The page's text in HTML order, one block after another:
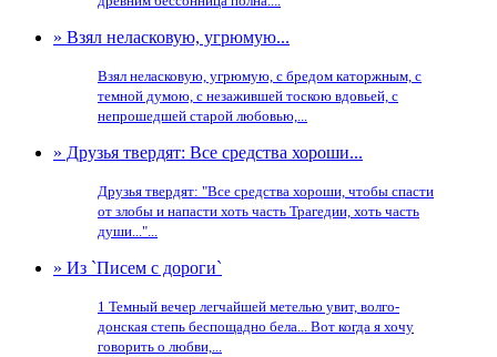
» Взял неласковую, угрюмую...
Взял неласковую, угрюмую, с бредом каторжным, с
темной думою, с незажившей тоскою вдовьей, с
непрошедшей старой любовью,...
» Друзья твердят: Все средства хороши...
Друзья твердят: "Все средства хороши, чтобы спасти
от злобы и напасти хоть часть Трагедии, хоть часть
души..."...
» Из `Писем с дороги`
1 Темный вечер легчайшей метелью увит, волго-
донская степь беспощадно бела... Вот когда я хочу
говорить о любви,...